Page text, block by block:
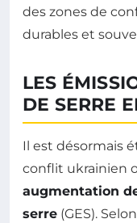
des zones de
durables et
LES
DE SERRE
Il est désormais
conflit ukrainien
augmentation
serre (GES).